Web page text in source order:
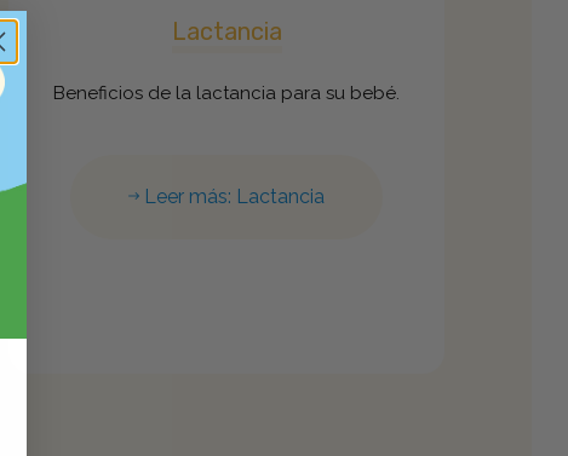
Lactancia
Beneficios de la lactancia para su bebé.
Leer más: Lactancia